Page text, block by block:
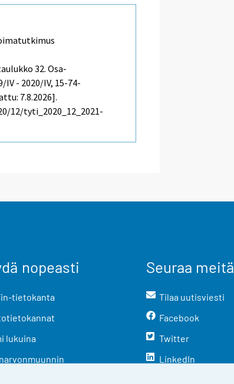
32. Osa-
- 2020/IV, 15-74-
7.8.2026].
tyti_2020_12_2021-
nopeasti
tietokanta
lukuina
Seuraa meitä
Tilaa uutisviesti
Facebook
Twitter
LinkedIn